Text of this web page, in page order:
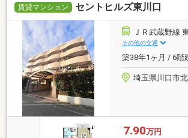
賃貸マンション セントヒルズ東川口
ＪＲ武蔵野線
その他の交通
築38年1ヶ月 / 6階
埼玉県川口市
7.90万円